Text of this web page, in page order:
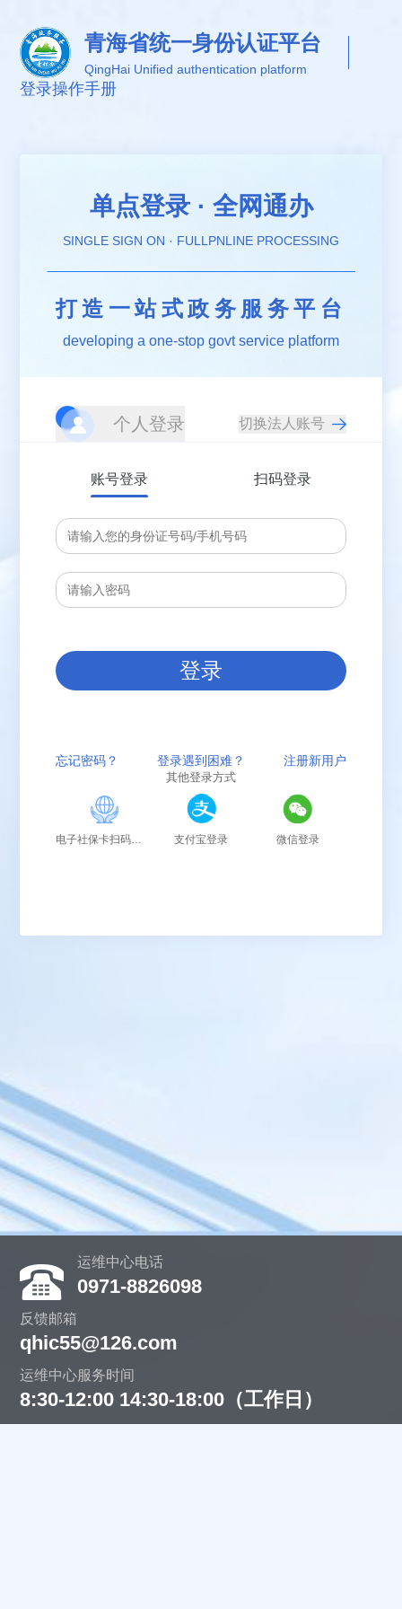
青海省统一身份认证平台
QingHai Unified authentication platform
登录操作手册
单点登录 · 全网通办
SINGLE SIGN ON · FULLPNLINE PROCESSING
打造一站式政务服务平台
developing a one-stop govt service platform
个人登录
账号登录 扫码登录
登录
忘记密码？ 登录遇到困难？ 注册新用户
其他登录方式
电子社保卡扫码登录 支付宝登录 微信登录
运维中心电话
0971-8826098
反馈邮箱
qhic55@126.com
运维中心服务时间
8:30-12:00 14:30-18:00（工作日）